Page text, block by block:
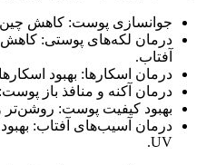
جوانسازی پوست: کاهش
درمان لکه‌های پوستی:
آفتاب.
درمان اسکارها: بهبود
درمان آکنه و منافذ باز
بهبود کیفیت پوست:
درمان آسیب‌های آفتاب:
UV.